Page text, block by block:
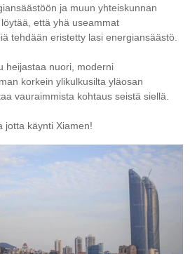
ja muun yhteiskunnan
että yhä useammat
tehdään eristetty lasi energiansäästö.
heijastaa nuori, moderni
korkein ylikulkusilta yläosan
vauraimmista kohtaus seistä siellä.
jotta käynti Xiamen!